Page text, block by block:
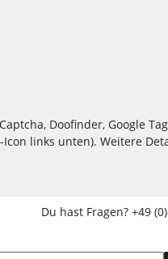
Doofinder, Google
links unten). Weitere
Du hast Fragen? +49